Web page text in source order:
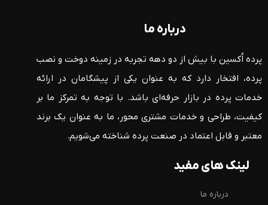
درباره ما
پرده اُکسین با بیش از دو دهه تجربه در زمینه دوخت و نصب
پرده، افتخار دارد که به عنوان یکی از پیشگامان در ارائه
خدمات پرده در بازار حرفه‌ای باشد. با توجه به تمرکز ما بر
کیفیت، طراحی و خدمات مشتری محور، ما به عنوان یک برند
معتبر و قابل اعتماد در صنعت پرده شناخته می‌شویم.
لینک های مفید
درباره ما